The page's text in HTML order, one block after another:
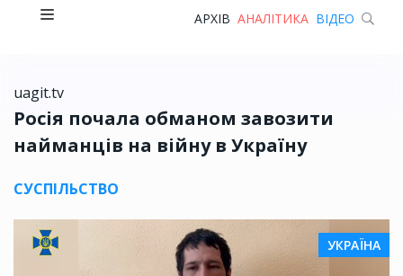
АРХІВ АНАЛІТИКА ВІДЕО
uagit.tv
Росія почала обманом завозити
найманців на війну в Україну
СУСПІЛЬСТВО
УКРАЇНА